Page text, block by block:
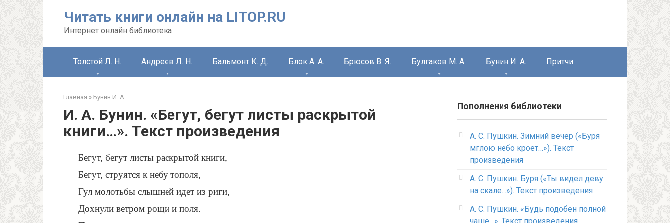
Читать книги онлайн на LITOP.RU
Интернет онлайн библиотека
Толстой Л. Н. Андреев Л. Н. Бальмонт К. Д. Блок А. А. Брюсов В. Я. Булгаков М. А. Бунин И. А. Притчи
Главная » Бунин И. А.
И. А. Бунин. «Бегут, бегут листы раскрытой
книги…». Текст произведения
Бегут, бегут листы раскрытой книги,
Бегут, струятся к небу тополя,
Гул молотьбы слышней идет из риги,
Дохнули ветром рощи и поля.
Пополнения библиотеки
А. С. Пушкин. Зимний вечер («Буря
мглою небо кроет…»). Текст
произведения
А. С. Пушкин. Буря («Ты видел деву
на скале…»). Текст произведения
А. С. Пушкин. «Будь подобен полной
чаше…». Текст произведения